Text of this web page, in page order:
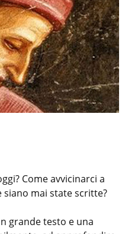
Come avvicinarci a
mai state scritte?
grande testo e una